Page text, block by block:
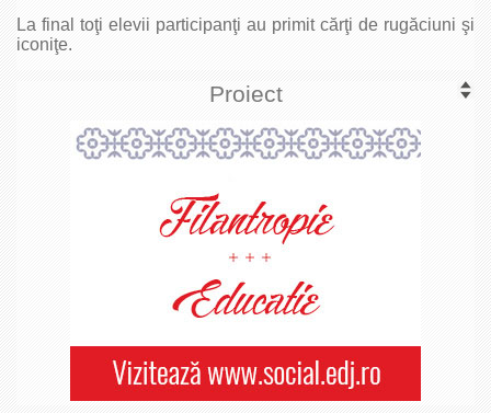
La final toţi elevii participanţi au primit cărţi de rugăciuni şi
iconiţe.
Proiect